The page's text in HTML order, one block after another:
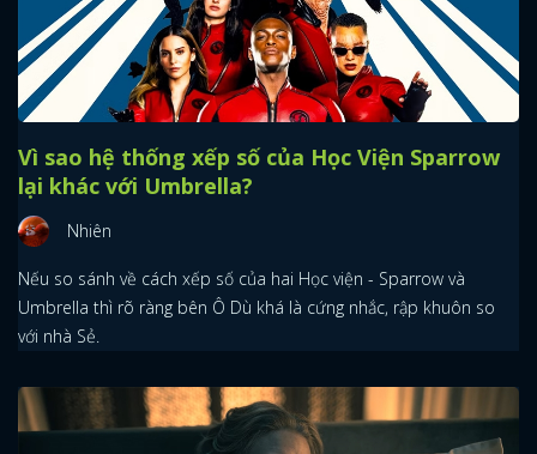
FACEBOOK GOOGLE
Vì sao hệ thống xếp số của Học Viện Sparrow
lại khác với Umbrella?
Nhiên
Nếu so sánh về cách xếp số của hai Học viện - Sparrow và
Umbrella thì rõ ràng bên Ô Dù khá là cứng nhắc, rập khuôn so
với nhà Sẻ.